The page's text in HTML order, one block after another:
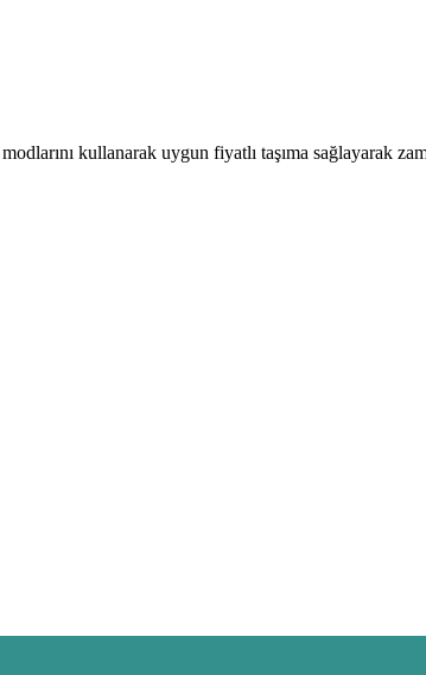
kullanarak uygun fiyatlı taşıma sağlayarak